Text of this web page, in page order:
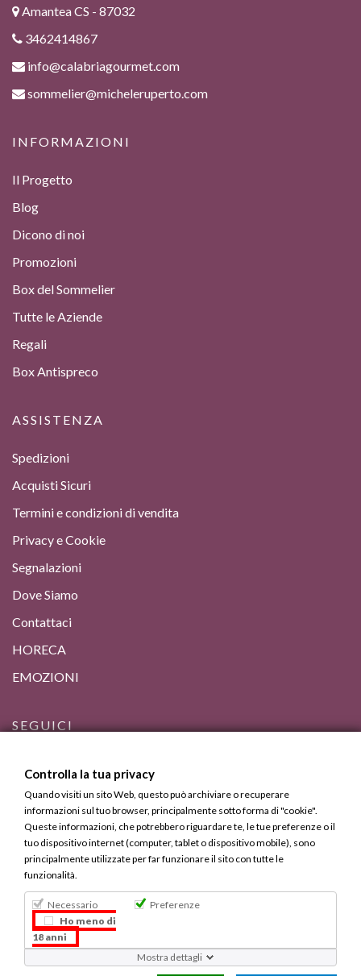
Amantea CS - 87032
3462414867
info@calabriagourmet.com
sommelier@micheleruperto.com
INFORMAZIONI
Il Progetto
Blog
Dicono di noi
Promozioni
Box del Sommelier
Tutte le Aziende
Regali
Box Antispreco
ASSISTENZA
Spedizioni
Acquisti Sicuri
Termini e condizioni di vendita
Privacy e Cookie
Segnalazioni
Dove Siamo
Contattaci
HORECA
EMOZIONI
SEGUICI
Bevi Responsabilmente, ma Calabrese.
Copyright © 2013 - 2025 Calabria Gourmet. Tutti i diritti
riservati.
Controlla la tua privacy
Quando visiti un sito Web, questo può archiviare o recuperare
informazioni sul tuo browser, principalmente sotto forma di "cookie".
Queste informazioni, che potrebbero riguardare te, le tue preferenze o il
tuo dispositivo internet (computer, tablet o dispositivo mobile), sono
principalmente utilizzate per far funzionare il sito con tutte le
funzionalità.
Necessario
Preferenze
Ho meno di
18 anni
Mostra dettagli